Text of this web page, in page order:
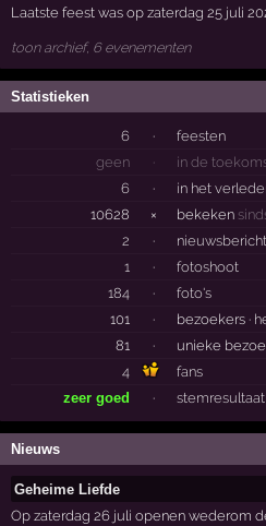
Laatste feest was op zaterdag 25 juli
toon archief, 6 evenementen
Statistieken
6 ·
feesten
geen
·
in de
6
·
in het
10628
× bekeken
2
·
1
·
fotoshoot
184
·
foto's
101
· bezoekers ·
81
·
unieke
4
fans
zeer goed
· stemresultaat
Nieuws
Geheime Liefde
Op zaterdag 26 juli openen wederom